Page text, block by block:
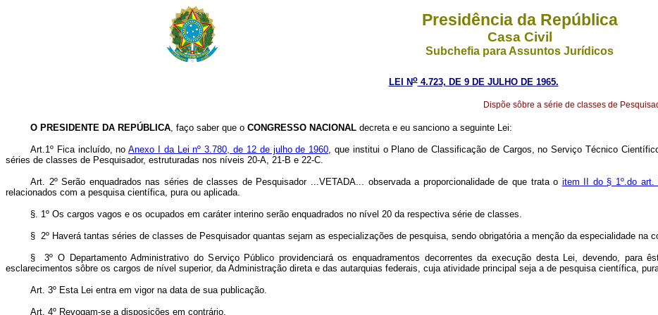
Presidência da República
Casa Civil
Subchefia para Assuntos Jurídicos
LEI No4.723, DE 9 DE JULHO DE 1965.
Dispõe sôbre a série de classes de
O PRESIDENTE DA REPÚBLICA, faço saber que o CONGRESSO NACIONAL decreta e eu sanciono a seguinte Lei:
Art.1º Fica incluído, noAnexo I da Lei nº 3.780, de 12 de julho de 1960, que institui o Plano de Classificação de Cargos, no Serviço Técnico
séries de classes de Pesquisador, estruturadas nos níveis 20-A, 21-B e 22-C.
Art. 2º Serão enquadrados nas séries de classes de Pesquisador ...VETADA... observada a proporcionalidade de que trata o item II do § 1º.do art.
relacionados com a pesquisa científica, pura ou aplicada.
§. 1º Os cargos vagos e os ocupados em caráter interino serão enquadrados no nível 20 da respectiva série de classes.
§ 2º Haverá tantas séries de classes de Pesquisador quantas sejam as especializações de pesquisa, sendo obrigatória a menção da especialidade na
§ 3º O Departamento Administrativo do Serviço Público providenciará os enquadramentos decorrentes da execução desta Lei, devendo, para
esclarecimentos sôbre os cargos de nível superior, da Administração direta e das autarquias federais, cuja atividade principal seja a de pesquisa científica,
Art. 3º Esta Lei entra em vigor na data de sua publicação.
Art. 4º Revogam-se a disposições em contrário.